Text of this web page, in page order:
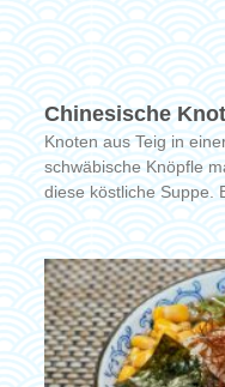
Chinesische
Knoten aus Teig in
schwäbische Knöpfle
diese köstliche Suppe.